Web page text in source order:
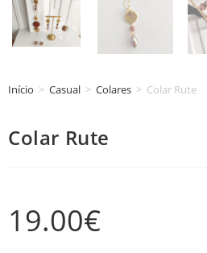
Início > Casual > Colares > Colar Rute
Colar Rute
19.00€